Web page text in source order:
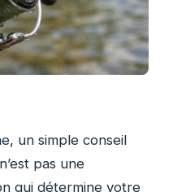
un simple conseil
pas une
qui détermine votre